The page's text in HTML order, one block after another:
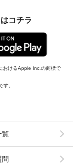
コチラ
おけるApple Inc.の商標で
。
覧
問